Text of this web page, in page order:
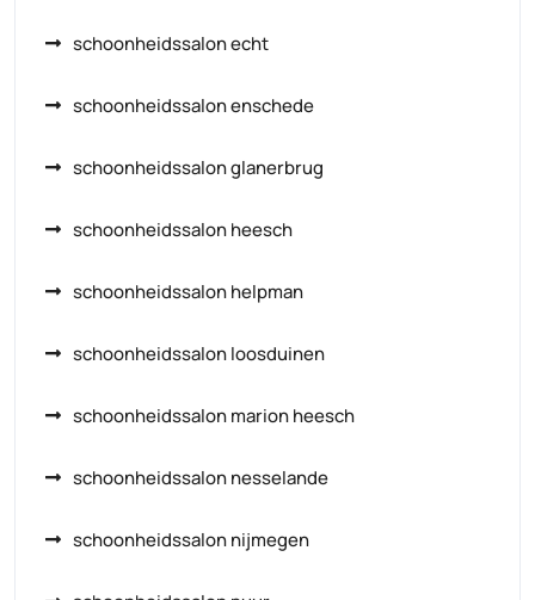
schoonheidssalon echt
schoonheidssalon enschede
schoonheidssalon glanerbrug
schoonheidssalon heesch
schoonheidssalon helpman
schoonheidssalon loosduinen
schoonheidssalon marion heesch
schoonheidssalon nesselande
schoonheidssalon nijmegen